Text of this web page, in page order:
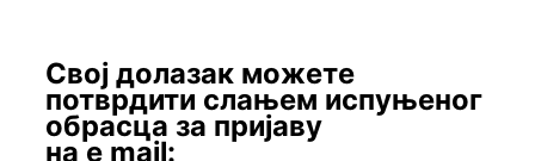
Свој долазак можете
потврдити слањем испуњеног
обрасца за пријаву
на e mail: